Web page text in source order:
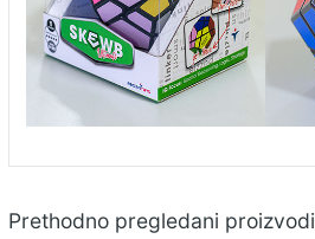
Prethodno pregledani proizvodi